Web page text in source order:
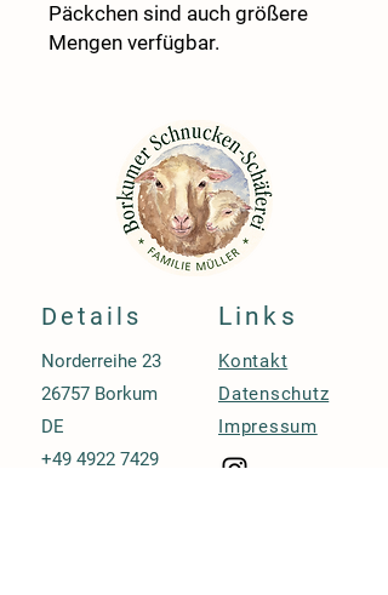
Päckchen sind auch größere
Mengen verfügbar.
Details
Norderreihe 23
26757 Borkum
DE
+49 4922 7429
Links
Kontakt
Datenschutz
Impressum